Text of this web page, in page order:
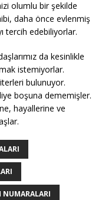
olumlu bir şekilde
daha önce evlenmiş
tercih edebiliyorlar.
da kesinlikle
istemiyorlar.
bulunuyor.
boşuna dememişler.
hayallerine ve
NUMARALARI